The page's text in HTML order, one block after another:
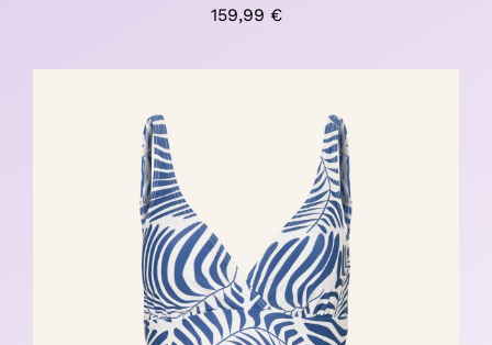
159,99 €